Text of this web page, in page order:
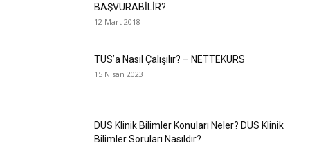
BAŞVURABİLİR?
12 Mart 2018
TUS’a Nasıl Çalışılır? – NETTEKURS
15 Nisan 2023
DUS Klinik Bilimler Konuları Neler? DUS Klinik
Bilimler Soruları Nasıldır?